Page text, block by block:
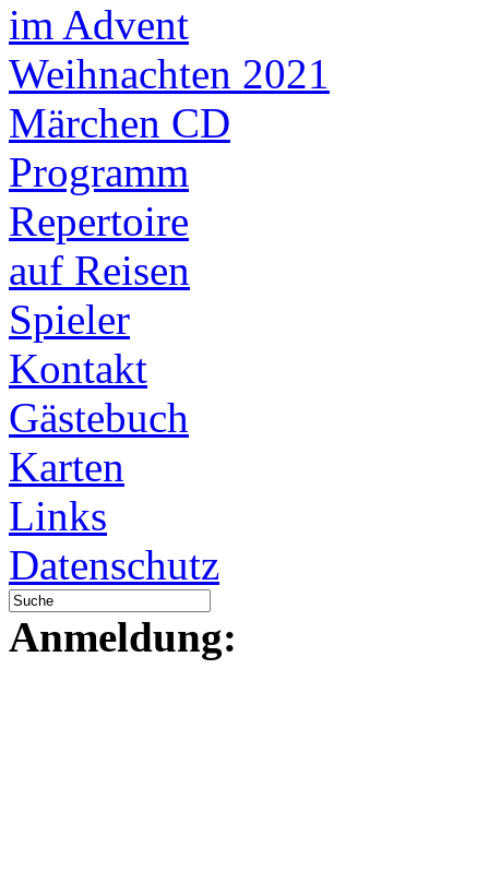
im Advent
Weihnachten 2021
Märchen CD
Programm
Repertoire
auf Reisen
Spieler
Kontakt
Gästebuch
Karten
Links
Datenschutz
Anmeldung: